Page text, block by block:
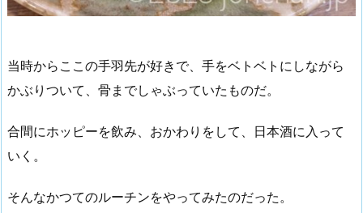
当時からここの手羽先が好きで、手をベトベトにしながら
かぶりついて、骨までしゃぶっていたものだ。
合間にホッピーを飲み、おかわりをして、日本酒に入って
いく。
そんなかつてのルーチンをやってみたのだった。